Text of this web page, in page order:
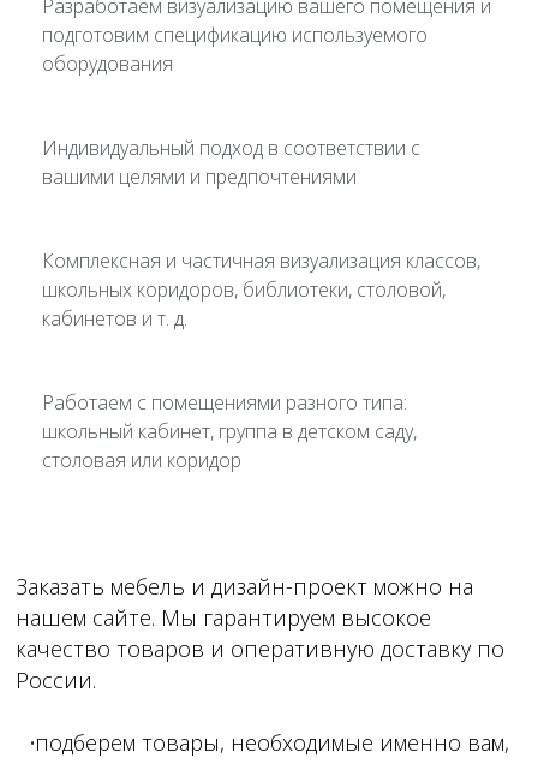
Разработаем визуализацию вашего помещения и
подготовим спецификацию используемого
оборудования
Индивидуальный подход в соответствии с
вашими целями и предпочтениями
Комплексная и частичная визуализация классов,
школьных коридоров, библиотеки, столовой,
кабинетов и т. д.
Работаем с помещениями разного типа:
школьный кабинет, группа в детском саду,
столовая или коридор
Заказать мебель и дизайн-проект можно на
нашем сайте. Мы гарантируем высокое
качество товаров и оперативную доставку по
России.
подберем товары, необходимые именно вам,